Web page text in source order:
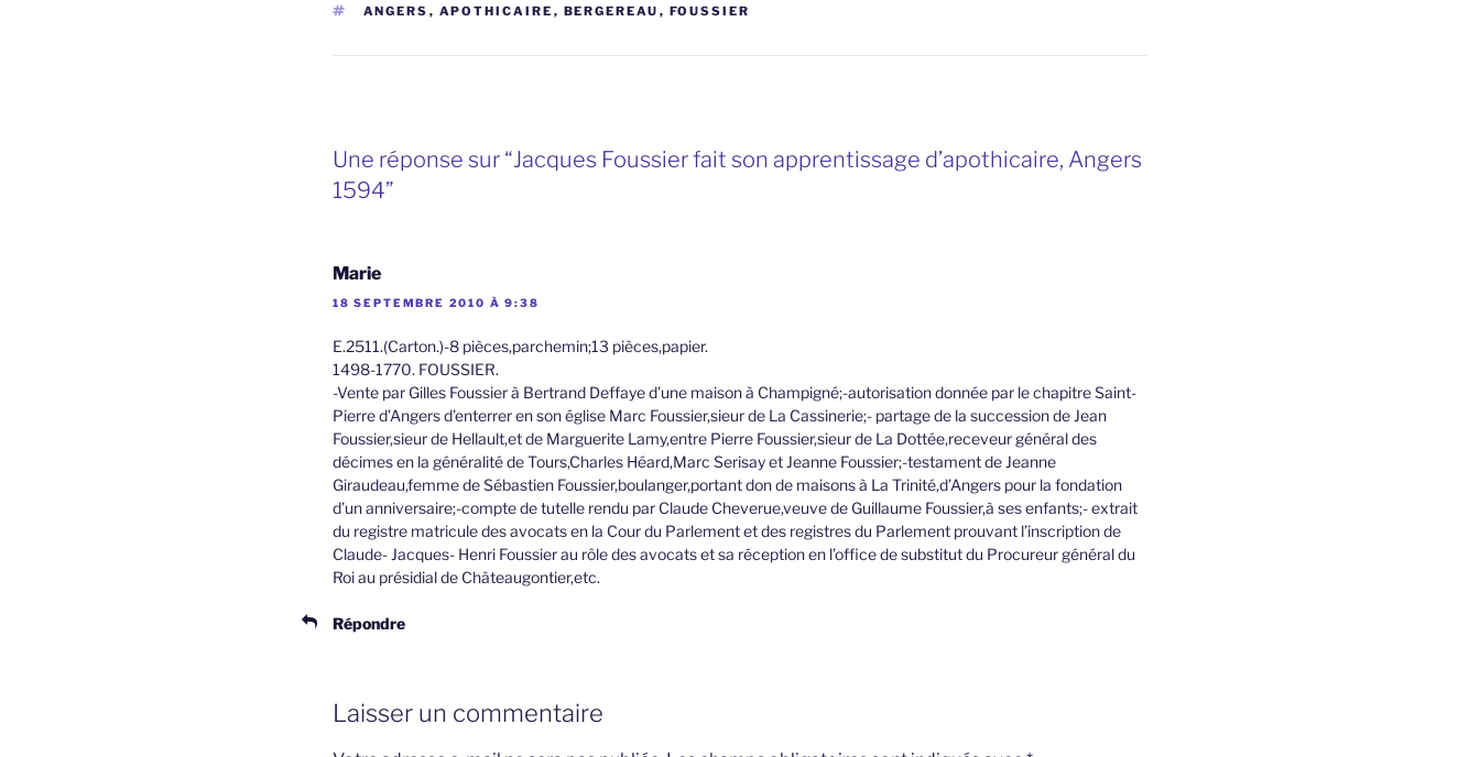
ÉTIQUETTES
ANGERS , APOTHICAIRE , BERGEREAU , FOUSSIER
Une réponse sur “Jacques Foussier fait son apprentissage d’apothicaire, Angers
1594”
Marie
18 SEPTEMBRE 2010 À 9:38
E.2511.(Carton.)-8 pièces,parchemin;13 pièces,papier.
1498-1770. FOUSSIER.
-Vente par Gilles Foussier à Bertrand Deffaye d’une maison à Champigné;-autorisation donnée par le chapitre Saint-
Pierre d’Angers d’enterrer en son église Marc Foussier,sieur de La Cassinerie;- partage de la succession de Jean
Foussier,sieur de Hellault,et de Marguerite Lamy,entre Pierre Foussier,sieur de La Dottée,receveur général des
décimes en la généralité de Tours,Charles Héard,Marc Serisay et Jeanne Foussier;-testament de Jeanne
Giraudeau,femme de Sébastien Foussier,boulanger,portant don de maisons à La Trinité,d’Angers pour la fondation
d’un anniversaire;-compte de tutelle rendu par Claude Cheverue,veuve de Guillaume Foussier,à ses enfants;- extrait
du registre matricule des avocats en la Cour du Parlement et des registres du Parlement prouvant l’inscription de
Claude- Jacques- Henri Foussier au rôle des avocats et sa réception en l’office de substitut du Procureur général du
Roi au présidial de Châteaugontier,etc.
Répondre
Laisser un commentaire